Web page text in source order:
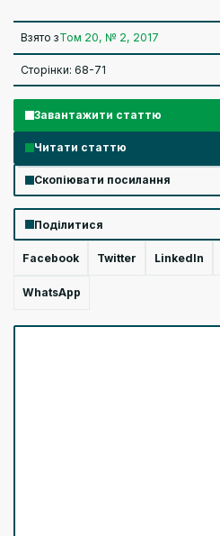
Взято зТом 20, № 2, 2017
Сторінки: 68-71
Завантажити статтю
Читати статтю
Скопіювати посилання
Поділитися
Facebook Twitter LinkedIn
WhatsApp